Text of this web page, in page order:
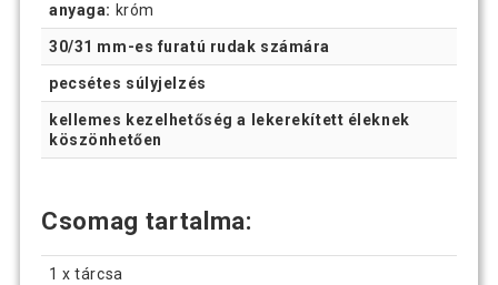
anyaga: króm
30/31 mm-es furatú rudak számára
pecsétes súlyjelzés
kellemes kezelhetőség a lekerekített éleknek
köszönhetően
Csomag tartalma:
1 x tárcsa